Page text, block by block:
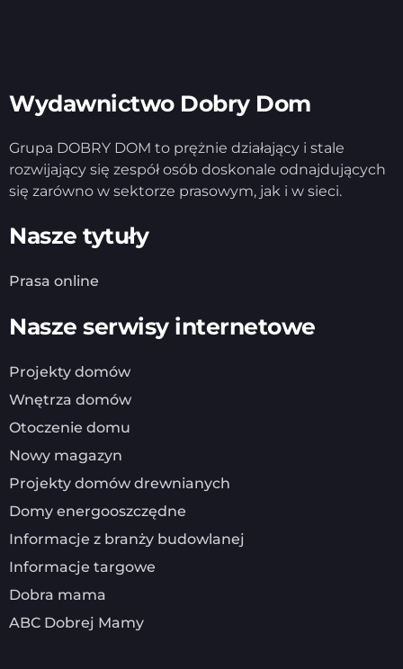
Wydawnictwo Dobry Dom
Grupa DOBRY DOM to prężnie działający i stale
rozwijający się zespół osób doskonale odnajdujących
się zarówno w sektorze prasowym, jak i w sieci.
Nasze tytuły
Prasa online
Nasze serwisy internetowe
Projekty domów
Wnętrza domów
Otoczenie domu
Nowy magazyn
Projekty domów drewnianych
Domy energooszczędne
Informacje z branży budowlanej
Informacje targowe
Dobra mama
ABC Dobrej Mamy